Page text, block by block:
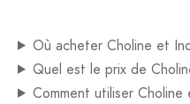
Où acheter Choline et
Quel est le prix de
Comment utiliser